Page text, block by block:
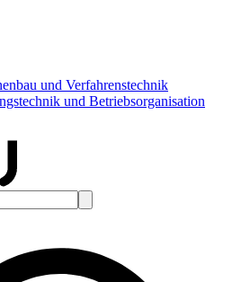
und Verfahrenstechnik
und Betriebsorganisation